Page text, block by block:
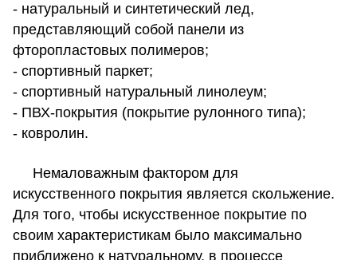
- натуральный и синтетический лед,
представляющий собой панели из
фторопластовых полимеров;
- спортивный паркет;
- спортивный натуральный линолеум;
- ПВХ-покрытия (покрытие рулонного типа);
- ковролин.
Немаловажным фактором для
искусственного покрытия является скольжение.
Для того, чтобы искусственное покрытие по
своим характеристикам было максимально
приближено к натуральному, в процессе